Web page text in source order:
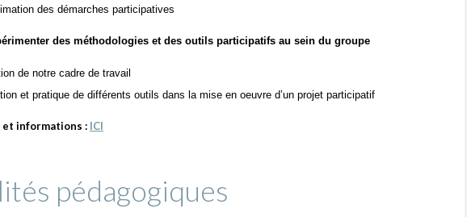
des démarches participatives
des méthodologies et des outils participatifs au sein du groupe
de notre cadre de travail
et pratique de différents outils dans la mise en oeuvre d’un projet participatif
et informations : ICI
pédagogiques